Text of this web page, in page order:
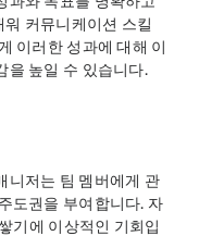
커뮤니케이션 스킬
이러한 성과에 대해 이
을 높일 수 있습니다.
니저는 팀 멤버에게 관
도권을 부여합니다. 자
기에 이상적인 기회입